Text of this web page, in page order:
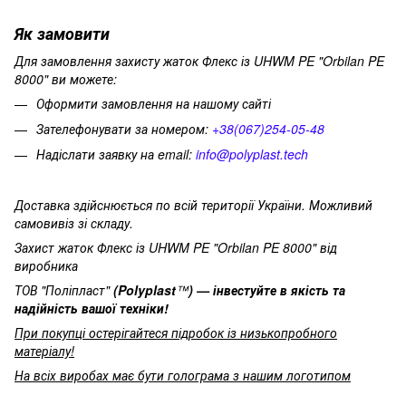
Як замовити
Для замовлення захисту жаток Флекс із UHWM PE "Orbilan PE
8000" ви можете:
Оформити замовлення на нашому сайті
Зателефонувати за номером: +38(067)254-05-48
Надіслати заявку на email: info@polyplast.tech
Доставка здійснюється по всій території України. Можливий
самовивіз зі складу.
Захист жаток Флекс із UHWM PE "Orbilan PE 8000" від
виробника
ТОВ "Поліпласт"(Polyplast™) — інвестуйте в якість та
надійність вашої техніки!
При покупці остерігайтеся підробок із низькопробного
матеріалу!
На всіх виробах має бути голограма з нашим логотипом